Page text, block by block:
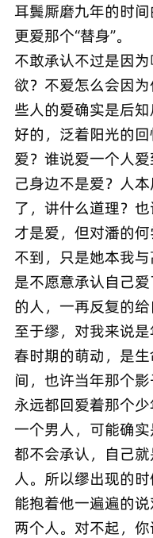
耳鬓厮磨九年的时
更爱那个“替身”。
不敢承认不过是因
欲？不爱怎么会因
些人的爱确实是后
好的，泛着阳光的
爱？谁说爱一个人
己身边不是爱？人
了，讲什么道理？
才是爱，但对潘的
不到，只是她本我
是不愿意承认自己
的人，一再反复的给
至于缪，对我来说
春时期的萌动，是
间，也许当年那个
永远都回爱着那个
一个男人，可能确
都不会承认，自己
人。所以缪出现的
能抱着他一遍遍的
两个人。对不起，